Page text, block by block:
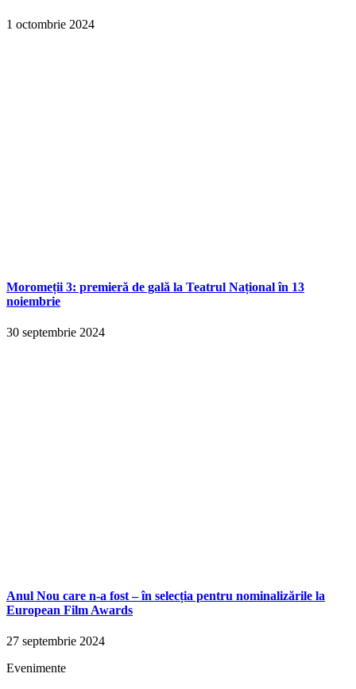
1 octombrie 2024
Moromeții 3: premieră de gală la Teatrul Național în 13
noiembrie
30 septembrie 2024
Anul Nou care n-a fost – în selecția pentru nominalizările la
European Film Awards
27 septembrie 2024
Evenimente